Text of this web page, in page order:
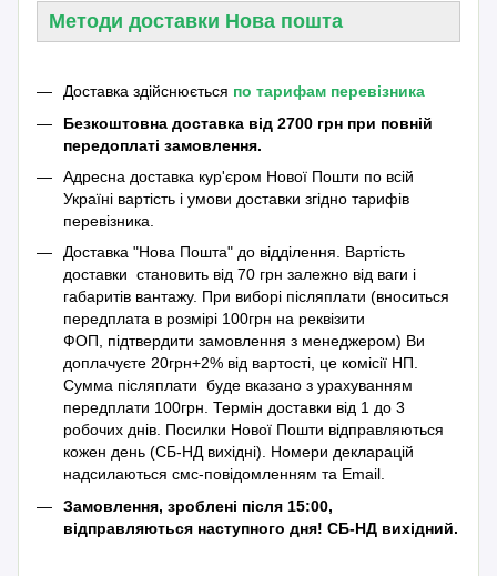
Методи доставки Нова пошта
Доставка здійснюється по тарифам перевізника
Безкоштовна доставка від 2700 грн при повній
передоплаті замовлення.
Адресна доставка кур'єром Нової Пошти по всій
Україні вартість і умови доставки згідно тарифів
перевізника.
Доставка "Нова Пошта" до відділення. Вартість
доставки становить від 70 грн залежно від ваги і
габаритів вантажу. При виборі післяплати (вноситься
передплата в розмірі 100грн на реквізити
ФОП, підтвердити замовлення з менеджером) Ви
доплачуєте 20грн+2% від вартості, це комісії НП.
Сумма післяплати буде вказано з урахуванням
передплати 100грн. Термін доставки від 1 до 3
робочих днів. Посилки Нової Пошти відправляються
кожен день (СБ-НД вихідні). Номери декларацій
надсилаються смс-повідомленням та Emаil.
Замовлення, зроблені після 15:00,
відправляються наступного дня! СБ-НД вихідний.